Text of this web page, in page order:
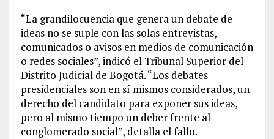
“La grandilocuencia que genera un debate de
ideas no se suple con las solas entrevistas,
comunicados o avisos en medios de comunicación
o redes sociales”, indicó el Tribunal Superior del
Distrito Judicial de Bogotá. “Los debates
presidenciales son en sí mismos considerados, un
derecho del candidato para exponer sus ideas,
pero al mismo tiempo un deber frente al
conglomerado social”, detalla el fallo.